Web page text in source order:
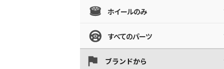
ホイールのみ
すべてのパーツ
ブランドから